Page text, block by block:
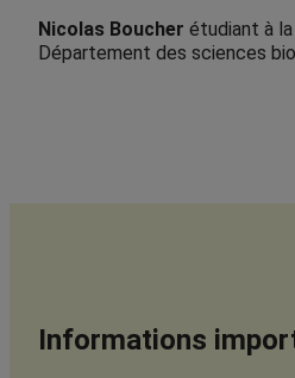
Nicolas Boucher étudiant à
Département des sciences
Informations